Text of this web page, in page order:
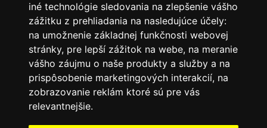
iné technológie sledovania na zlepšenie vášho
zážitku z prehliadania na nasledujúce účely:
na umožnenie základnej funkčnosti webovej
stránky, pre lepší zážitok na webe, na meranie
vášho záujmu o naše produkty a služby a na
prispôsobenie marketingových interakcií, na
zobrazovanie reklám ktoré sú pre vás
relevantnejšie.